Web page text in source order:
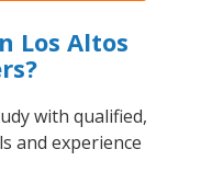
Los Altos
with qualified,
and experience